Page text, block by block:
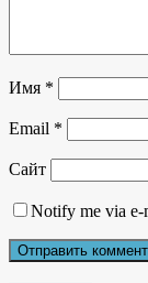
Имя *
Email *
Сайт
Notify me via e-